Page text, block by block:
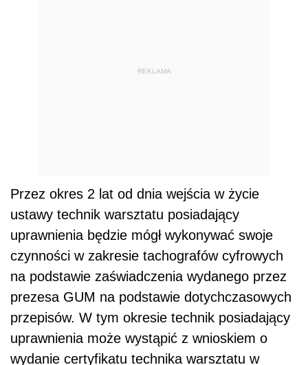
REKLAMA
Przez okres 2 lat od dnia wejścia w życie
ustawy technik warsztatu posiadający
uprawnienia będzie mógł wykonywać swoje
czynności w zakresie tachografów cyfrowych
na podstawie zaświadczenia wydanego przez
prezesa GUM na podstawie dotychczasowych
przepisów. W tym okresie technik posiadający
uprawnienia może wystąpić z wnioskiem o
wydanie certyfikatu technika warsztatu w